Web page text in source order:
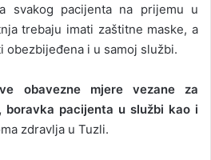
svakog pacijenta na prijemu u
trebaju imati zaštitne maske, a
obezbijeđena i u samoj službi.
obavezne mjere vezane za
boravka pacijenta u službi kao i
zdravlja u Tuzli.